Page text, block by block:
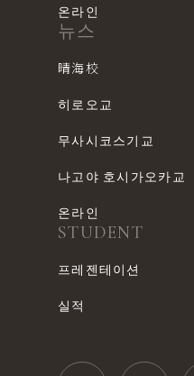
온라인
뉴스
晴海校
히로오교
무사시코스기교
나고야 호시가오카교
온라인
STUDENT
프레젠테이션
실적